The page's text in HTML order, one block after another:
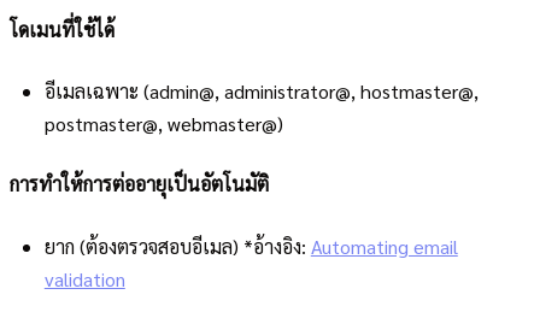
โดเมนที่ใช้ได้
อีเมลเฉพาะ (admin@, administrator@, hostmaster@,
postmaster@, webmaster@)
การทำให้การต่ออายุเป็นอัตโนมัติ
ยาก (ต้องตรวจสอบอีเมล) *อ้างอิง: Automating email
validation